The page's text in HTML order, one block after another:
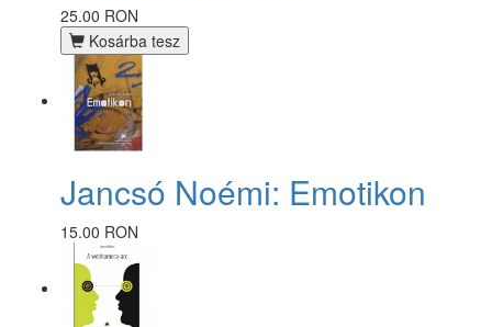
25.00 RON
Kosárba tesz
Jancsó Noémi: Emotikon
15.00 RON